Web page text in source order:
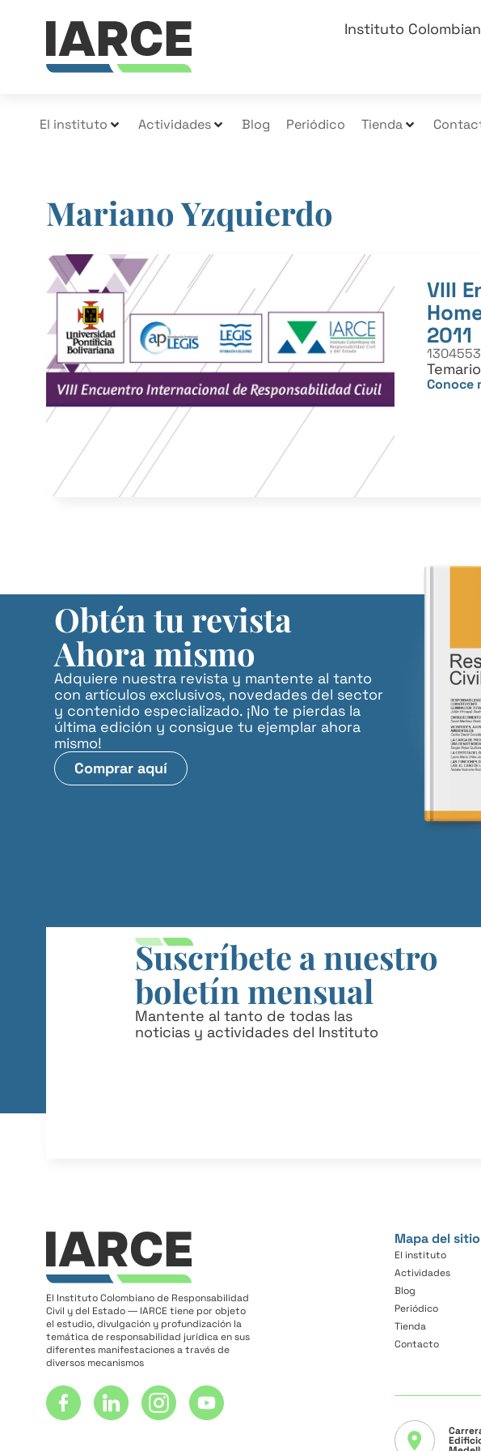
Instituto
El instituto Actividades Blog Periódico Tienda
Mariano Yzquierdo
VIII
2011
Conoce
Obtén tu revista
Ahora mismo
Adquiere nuestra revista y mantente al tanto
con artículos exclusivos, novedades del sector
y contenido especializado. ¡No te pierdas la
última edición y consigue tu ejemplar ahora
mismo!
Comprar aquí
Suscríbete a nuestro
boletín mensual
Mantente al tanto de todas las
noticias y actividades del Instituto
El Instituto Colombiano de Responsabilidad
Civil y del Estado ― IARCE tiene por objeto
el estudio, divulgación y profundización la
temática de responsabilidad jurídica en sus
diferentes manifestaciones a través de
diversos mecanismos
Mapa del sitio
El instituto
Actividades
Blog
Periódico
Tienda
Contacto